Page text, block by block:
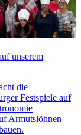
unserem
die
Festspiele auf
Armutslöhnen